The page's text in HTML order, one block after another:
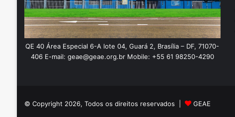
QE 40 Área Especial 6-A lote 04, Guará 2, Brasília – DF, 71070-
406 E-mail: geae@geae.org.br Mobile: +55 61 98250-4290
© Copyright 2026, Todos os direitos reservados | GEAE